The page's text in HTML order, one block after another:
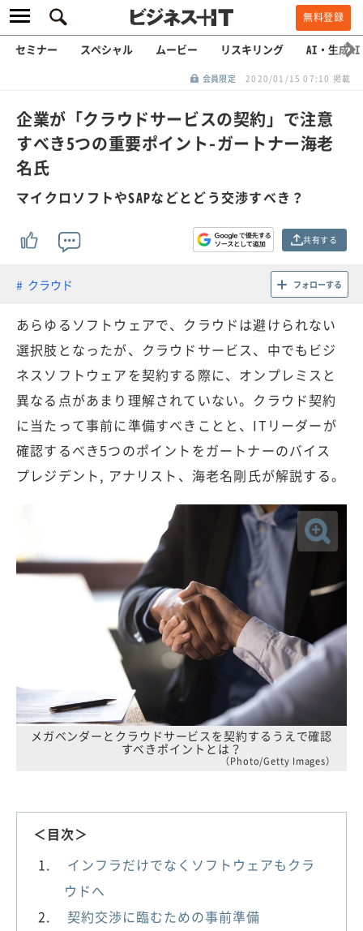
無料登録
セミナー スペシャル ムービー リスキリング AI・生成AI
会員限定 2020/01/15 07:10 掲載
企業が「クラウドサービスの契約」で注意
すべき5つの重要ポイント-ガートナー海老
名氏
マイクロソフトやSAPなどとどう交渉すべき？
共有する
クラウド フォローする
あらゆるソフトウェアで、クラウドは避けられない
選択肢となったが、クラウドサービス、中でもビジ
ネスソフトウェアを契約する際に、オンプレミスと
異なる点があまり理解されていない。クラウド契約
に当たって事前に準備すべきことと、ITリーダーが
確認するべき5つのポイントをガートナーのバイス
プレジデント, アナリスト、海老名剛氏が解説する。
メガベンダーとクラウドサービスを契約するうえで確認
すべきポイントとは？
（Photo/Getty Images）
＜目次＞
インフラだけでなくソフトウェアもクラ
ウドへ
契約交渉に臨むための事前準備